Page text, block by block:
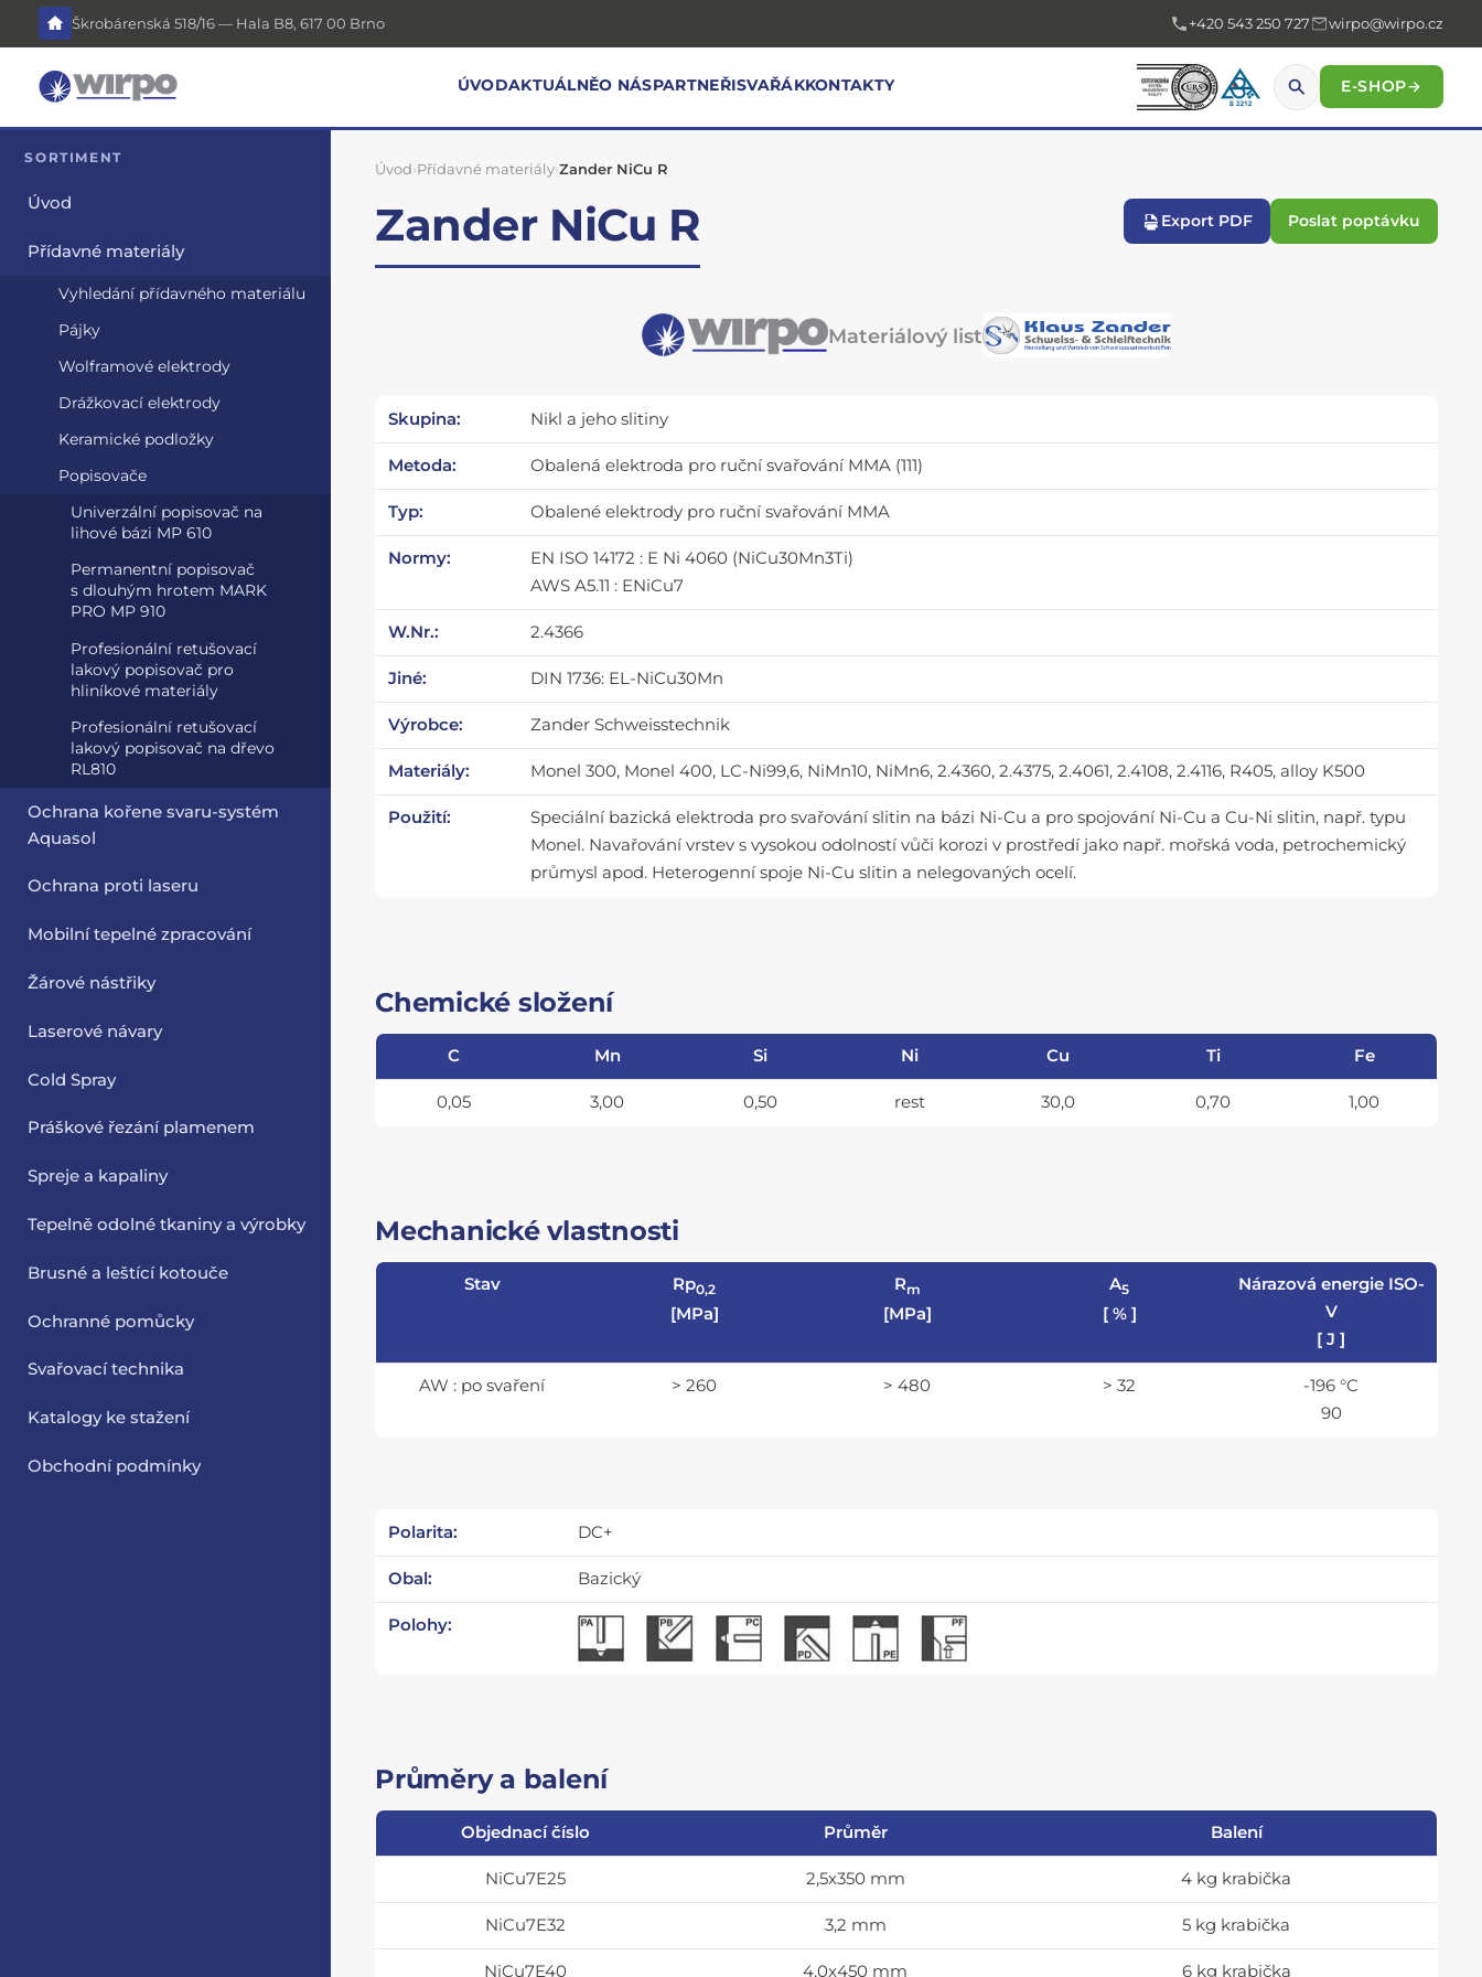
Škrobárenská 518/16 — Hala B8, 617 00 Brno +420 543 250 727 wirpo@wirpo.cz
ÚVODAKTUÁLNĚO NÁSPARTNEŘISVAŘÁKKONTAKTY E-SHOP→
SORTIMENT
Úvod
Přídavné materiály
Vyhledání přídavného materiálu
Pájky
Wolframové elektrody
Drážkovací elektrody
Keramické podložky
Popisovače
Univerzální popisovač na
lihové bázi MP 610
Permanentní popisovač
s dlouhým hrotem MARK
PRO MP 910
Profesionální retušovací
lakový popisovač pro
hliníkové materiály
Profesionální retušovací
lakový popisovač na dřevo
RL810
Ochrana kořene svaru-systém
Aquasol
Ochrana proti laseru
Mobilní tepelné zpracování
Žárové nástřiky
Laserové návary
Cold Spray
Práškové řezání plamenem
Spreje a kapaliny
Tepelně odolné tkaniny a výrobky
Brusné a leštící kotouče
Ochranné pomůcky
Svařovací technika
Katalogy ke stažení
Obchodní podmínky
Úvod›Přídavné materiály›Zander NiCu R
Zander NiCu R Export PDF Poslat poptávku
Materiálový list
Skupina: Nikl a jeho slitiny
Metoda: Obalená elektroda pro ruční svařování MMA (111)
Typ: Obalené elektrody pro ruční svařování MMA
Normy:
EN ISO 14172 : E Ni 4060 (NiCu30Mn3Ti)
AWS A5.11 : ENiCu7
W.Nr.: 2.4366
Jiné: DIN 1736: EL-NiCu30Mn
Výrobce: Zander Schweisstechnik
Materiály: Monel 300, Monel 400, LC-Ni99,6, NiMn10, NiMn6, 2.4360, 2.4375, 2.4061, 2.4108, 2.4116, R405, alloy K500
Použití:
Speciální bazická elektroda pro svařování slitin na bázi Ni-Cu a pro spojování Ni-Cu a Cu-Ni slitin, např. typu
Monel. Navařování vrstev s vysokou odolností vůči korozi v prostředí jako např. mořská voda, petrochemický
průmysl apod. Heterogenní spoje Ni-Cu slitin a nelegovaných ocelí.
Chemické složení
C Mn Si Ni Cu Ti Fe
0,05 3,00 0,50 rest 30,0 0,70 1,00
Mechanické vlastnosti
Stav Rp0,2
[MPa]
Rm
[MPa]
A5
[ % ]
Nárazová energie ISO-
V
[ J ]
AW : po svaření > 260 > 480 > 32
-196 °C
90
Polarita: DC+
Obal: Bazický
Polohy:
Průměry a balení
Objednací číslo Průměr Balení
NiCu7E25 2,5x350 mm 4 kg krabička
NiCu7E32 3,2 mm 5 kg krabička
NiCu7E40 4,0x450 mm 6 kg krabička